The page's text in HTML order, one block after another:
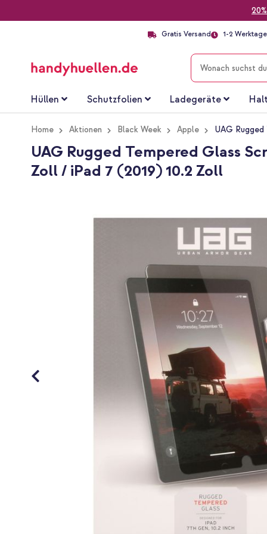
Gratis Versand 1-2
SUCHE
Hüllen Schutzfolien Ladegeräte
Home Aktionen Black Week Apple UAG
UAG Rugged Tempered Glass
Zoll / iPad 7 (2019) 10.2 Zoll